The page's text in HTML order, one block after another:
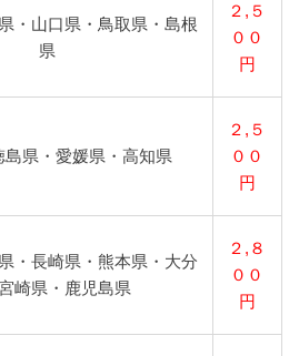
・山口県・鳥取県・島根
県
２,５
００
円
島県・愛媛県・高知県
２,５
００
円
・長崎県・熊本県・大分
崎県・鹿児島県
２,８
００
円